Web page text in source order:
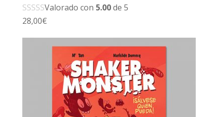
Valorado con 5.00de 5
28,00€